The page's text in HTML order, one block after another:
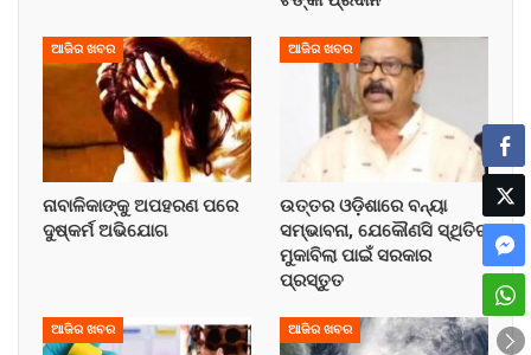
ଆଜିର ଖବର
ନାବାଳିକାଙ୍କୁ ଅପହରଣ ପରେ
ଦୁଷ୍କର୍ମ ଅଭିଯୋଗ
ଆଜିର ଖବର
ଉତ୍ତର ଓଡ଼ିଶାରେ ବନ୍ୟା
ସମ୍ଭାବନା, ଯେକୌଣସି ସ୍ଥିତିର
ମୁକାବିଲା ପାଇଁ ସରକାର
ପ୍ରସ୍ତୁତ
ଆଜିର ଖବର ଆଜିର ଖବର